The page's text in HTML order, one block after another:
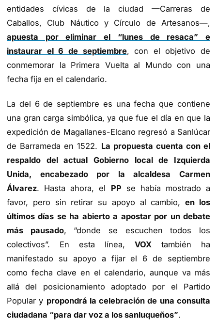
entidades cívicas de la ciudad —Carreras de
Caballos, Club Náutico y Círculo de Artesanos—,
apuesta por eliminar el “lunes de resaca” e
instaurar el 6 de septiembre, con el objetivo de
conmemorar la Primera Vuelta al Mundo con una
fecha fija en el calendario.
La del 6 de septiembre es una fecha que contiene
una gran carga simbólica, ya que fue el día en que la
expedición de Magallanes-Elcano regresó a Sanlúcar
de Barrameda en 1522. La propuesta cuenta con el
respaldo del actual Gobierno local de Izquierda
Unida, encabezado por la alcaldesa Carmen
Álvarez. Hasta ahora, el PP se había mostrado a
favor, pero sin retirar su apoyo al cambio,en los
últimos días se ha abierto a apostar por un debate
más pausado, “donde se escuchen todos los
colectivos”. En esta línea, VOX también ha
manifestado su apoyo a fijar el 6 de septiembre
como fecha clave en el calendario, aunque va más
allá del posicionamiento adoptado por el Partido
Popular y propondrá la celebración de una consulta
ciudadana “para dar voz a los sanluqueños”.